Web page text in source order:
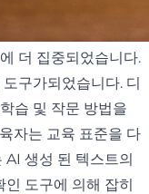
더 집중되었습니다.
구가되었습니다. 디
습 및 작문 방법을
자는 교육 표준을 다
AI 생성 된 텍스트의
인 도구에 의해 잡히